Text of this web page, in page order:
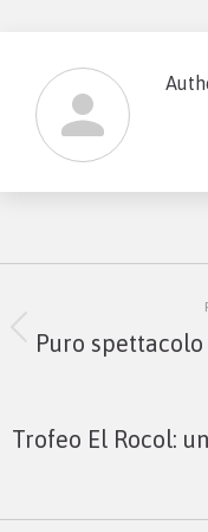
navigation
Puro
Trofeo El Rocol: